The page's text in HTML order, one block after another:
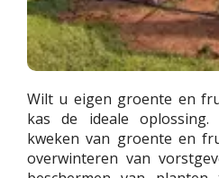
Wilt u eigen groente en
kas de ideale
kweken van groente en
overwinteren van